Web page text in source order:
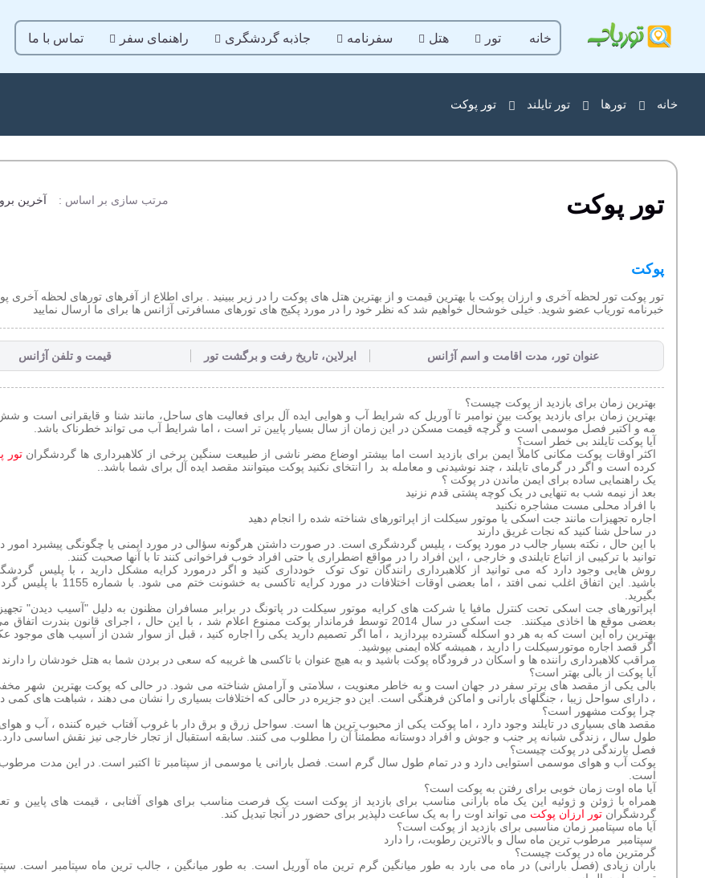
خانه تور هتل سفرنامه جاذبه گردشگری راهنمای سفر تماس با ما
خانه تورها تور تایلند تور پوکت
تور پوکت مرتب سازی بر اساس : آخرین
پوکت
تور پوکت تور لحظه آخری و ارزان پوکت با بهترین قیمت و از بهترین هتل های پوکت را در زیر ببینید . برای اطلاع از آفرهای تورهای لحظه آخری
خبرنامه توریاب عضو شوید. خیلی خوشحال خواهیم شد که نظر خود را در مورد پکیج های تورهای مسافرتی آژانس ها برای ما ارسال نمایید
عنوان تور، مدت اقامت و اسم آژانس ایرلاین، تاریخ رفت و برگشت تور قیمت و تلفن آژانس
بهترین زمان برای بازدید از پوکت چیست؟
بهترین زمان برای بازدید پوکت بین نوامبر تا آوریل که شرایط آب و هوایی ایده آل برای فعالیت های ساحل، مانند شنا و قایقرانی است و
مه و اکتبر فصل موسمی است و گرچه قیمت مسکن در این زمان از سال بسیار پایین تر است ، اما شرایط آب می تواند خطرناک باشد.
آیا پوکت تایلند بی خطر است؟
اکثر اوقات پوکت مکانی کاملاً ایمن برای بازدید است اما بیشتر اوضاع مضر ناشی از طبیعت سنگین برخی از کلاهبرداری ها گردشگرانتور
کرده است و اگر در گرمای تایلند ، چند نوشیدنی و معامله بد را انتخای نکنید پوکت میتوانند مقصد ایده آل برای شما باشد..
یک راهنمایی ساده برای ایمن ماندن در پوکت ؟
بعد از نیمه شب به تنهایی در یک کوچه پشتی قدم نزنید
با افراد محلی مست مشاجره نکنید
اجاره تجهیزات مانند جت اسکی یا موتور سیکلت از اپراتورهای شناخته شده را انجام دهید
در ساحل شنا کنید که نجات غریق دارند
با این حال ، نکته بسیار جالب در مورد پوکت ، پلیس گردشگری است. در صورت داشتن هرگونه سؤالی در مورد ایمنی یا چگونگی پیشبرد امور
توانید با ترکیبی از اتباع تایلندی و خارجی ، این افراد را در مواقع اضطراری یا حتی افراد خوب فراخوانی کنند تا با آنها صحبت کنند.
روش هایی وجود دارد که می توانید از کلاهبرداری رانندگان توک توک خودداری کنید و اگر درمورد کرایه مشکل دارید ، با پلیس
باشید. این اتفاق اغلب نمی افتد ، اما بعضی اوقات اختلافات در
بگیرید.
اپراتورهای جت اسکی تحت کنترل مافیا یا شرکت های کرایه موتور سیکلت در پاتونگ در برابر مسافران مظنون به دلیل "آسیب دیدن"
بعضی موقع ها اخاذی میکنند. جت اسکی در سال 2014 توسط فرماندار پوکت ممنوع اعلام شد ، با این حال ، اجرای قانون بندرت
بهترین راه این است که به هر دو اسکله گسترده بپردازید ، اما اگر تصمیم دارید یکی را اجاره کنید ، قبل از سوار شدن از آسیب های موجود
اگر قصد اجاره موتورسیکلت را دارید ، همیشه کلاه ایمنی بپوشید.
مراقب کلاهبرداری راننده ها و اسکان در فرودگاه پوکت باشید و به هیچ عنوان با تاکسی ها غریبه که سعی در بردن شما به هتل خودشان را دارند
آیا پوکت از بالی بهتر است؟
بالی یکی از مقصد های برتر سفر در جهان است و به خاطر معنویت ، سلامتی و آرامش شناخته می شود. در حالی که پوکت بهترین شهر
، دارای سواحل زیبا ، جنگلهای بارانی و اماکن فرهنگی است. این دو جزیره در حالی که اختلافات بسیاری را نشان می دهند ، شباهت های کمی
چرا پوکت مشهور است؟
مقصد های بسیاری در تایلند وجود دارد ، اما پوکت یکی از محبوب ترین ها است. سواحل زرق و برق دار با غروب آفتاب خیره کننده ، آب و
طول سال ، زندگی شبانه پر جنب و جوش و افراد دوستانه مطمئناً آن را مطلوب می کنند. سابقه استقبال از تجار خارجی نیز نقش اساسی دارد.
فصل بارندگی در پوکت چیست؟
پوکت آب و هوای موسمی استوایی دارد و در تمام طول سال گرم است. فصل بارانی یا موسمی از سپتامبر تا اکتبر است. در این مدت
است.
آیا ماه اوت زمان خوبی برای رفتن به پوکت است؟
همراه با ژوئن و ژوئیه این یک ماه بارانی مناسب برای بازدید از پوکت است یک فرصت مناسب برای هوای آفتابی ، قیمت های پایین و
گردشگران تور ارزان پوکت می تواند اوت را به یک ساعت دلپذیر برای حضور در آنجا تبدیل کند.
آیا ماه سپتامبر زمان مناسبی برای بازدید از پوکت است؟
سپتامبر مرطوب ترین ماه سال و بالاترین رطوبت، را دارد
گرمترین ماه در پوکت چیست؟
باران زیادی (فصل بارانی) در ماه می بارد به طور میانگینگرم ترین ماه آوریل است. به طور میانگین ، جالب ترین ماه سپتامبر است.